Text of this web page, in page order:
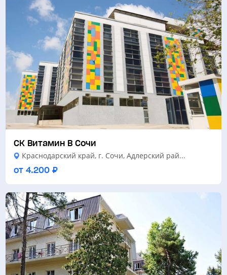
СК Витамин В Сочи
Краснодарский край, г. Сочи, Адлерский рай...
от 4.200 ₽